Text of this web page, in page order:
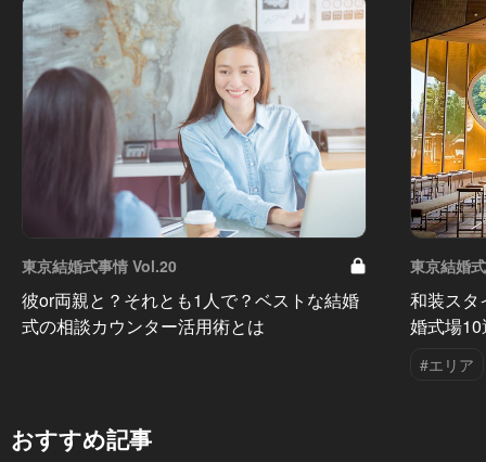
東京結婚式事情 Vol.20
彼or両親と？それとも1人で？ベストな結婚
式の相談カウンター活用術とは
東京結婚
和装スタ
婚式場
#エリア
おすすめ記事